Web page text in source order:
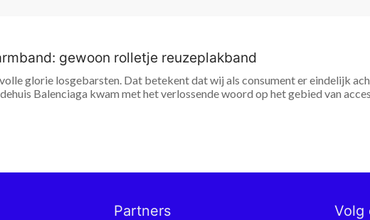
gewoon rolletje reuzeplakband
glorie losgebarsten. Dat betekent dat wij als consument er eindelijk
Balenciaga kwam met het verlossende woord op het gebied van
Partners Volg